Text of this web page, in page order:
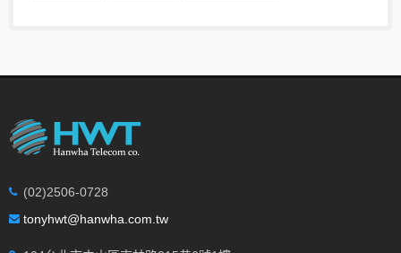
(02)2506-0728
tonyhwt@hanwha.com.tw